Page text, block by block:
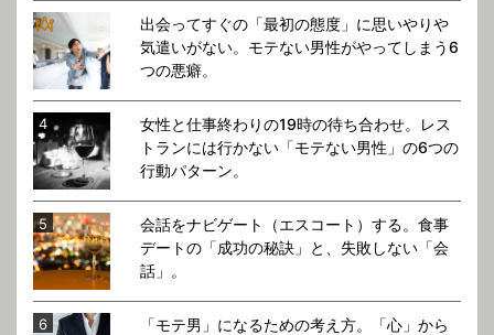
出会ってすぐの「最初の態度」に思いやりや
気遣いがない。モテない男性がやってしまう6
つの悪癖。
女性と仕事終わりの19時の待ち合わせ。レス
トランには行かない「モテない男性」の6つの
行動パターン。
会話をナビゲート（エスコート）する。食事
デートの「成功の秘訣」と、失敗しない「会
話」。
「モテ男」になるための考え方。「心」から